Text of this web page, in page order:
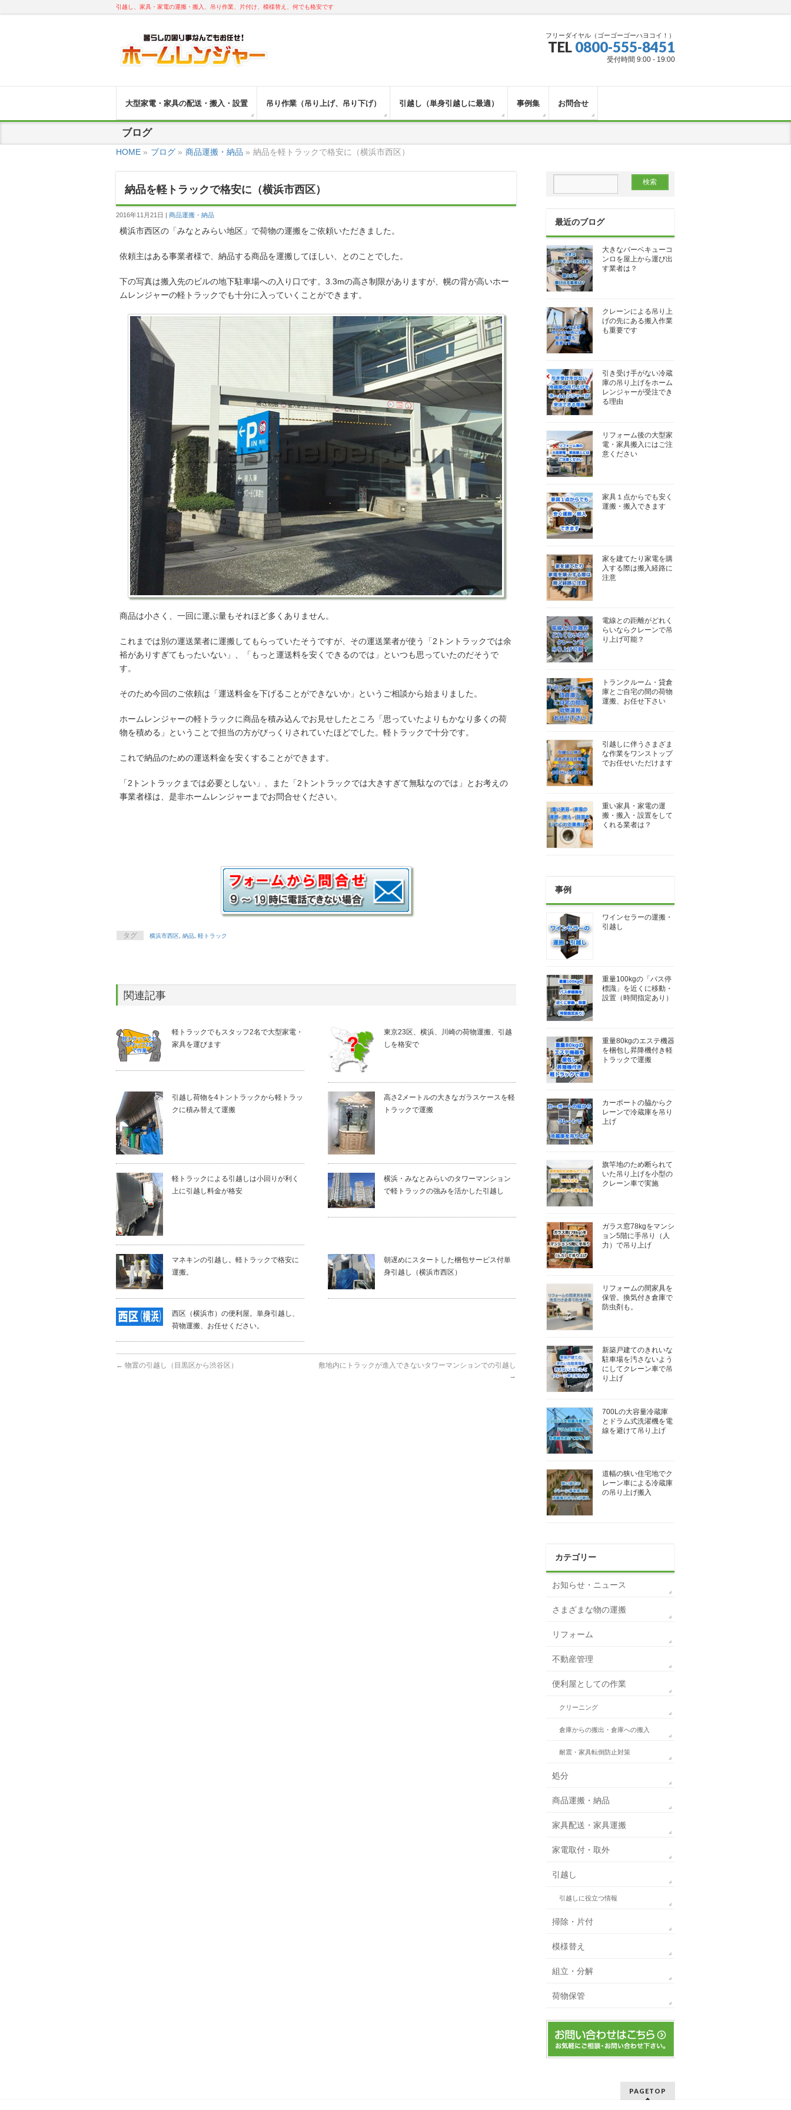
引越し、家具・家電の運搬・搬入、吊り作業、片付け、模様替え、何でも格安です
フリーダイヤル（ゴーゴーゴーハヨコイ！）
TEL 0800-555-8451
受付時間 9:00 - 19:00
大型家電・家具の配送・搬入・設置 吊り作業（吊り上げ、吊り下げ） 引越し（単身引越しに最適） 事例集 お問合せ
ブログ
HOME » ブログ » 商品運搬・納品 » 納品を軽トラックで格安に（横浜市西区）
納品を軽トラックで格安に（横浜市西区）
2016年11月21日 商品運搬・納品
横浜市西区の「みなとみらい地区」で荷物の運搬をご依頼いただきました。
依頼主はある事業者様で、納品する商品を運搬してほしい、とのことでした。
下の写真は搬入先のビルの地下駐車場への入り口です。3.3mの高さ制限がありますが、幌の背が高いホー
ムレンジャーの軽トラックでも十分に入っていくことができます。
商品は小さく、一回に運ぶ量もそれほど多くありません。
これまでは別の運送業者に運搬してもらっていたそうですが、その運送業者が使う「2トントラックでは余
裕がありすぎてもったいない」、「もっと運送料を安くできるのでは」といつも思っていたのだそうで
す。
そのため今回のご依頼は「運送料金を下げることができないか」というご相談から始まりました。
ホームレンジャーの軽トラックに商品を積み込んでお見せしたところ「思っていたよりもかなり多くの荷
物を積める」ということで担当の方がびっくりされていたほどでした。軽トラックで十分です。
これで納品のための運送料金を安くすることができます。
「2トントラックまでは必要としない」、また「2トントラックでは大きすぎて無駄なのでは」とお考えの
事業者様は、是非ホームレンジャーまでお問合せください。
タグ 横浜市西区, 納品, 軽トラック
関連記事
軽トラックでもスタッフ2名で大型家電・
家具を運びます
東京23区、横浜、川崎の荷物運搬、引越
しを格安で
引越し荷物を4トントラックから軽トラッ
クに積み替えて運搬
高さ2メートルの大きなガラスケースを軽
トラックで運搬
軽トラックによる引越しは小回りが利く
上に引越し料金が格安
横浜・みなとみらいのタワーマンション
で軽トラックの強みを活かした引越し
マネキンの引越し。軽トラックで格安に
運搬。
朝遅めにスタートした梱包サービス付単
身引越し（横浜市西区）
西区（横浜市）の便利屋。単身引越し、
荷物運搬、お任せください。
← 物置の引越し（目黒区から渋谷区）
敷地内にトラックが進入できないタワーマンションでの引越し
→
最近のブログ
大きなバーベキューコ
ンロを屋上から運び出
す業者は？
クレーンによる吊り上
げの先にある搬入作業
も重要です
引き受け手がない冷蔵
庫の吊り上げをホーム
レンジャーが受注でき
る理由
リフォーム後の大型家
電・家具搬入にはご注
意ください
家具１点からでも安く
運搬・搬入できます
家を建てたり家電を購
入する際は搬入経路に
注意
電線との距離がどれく
らいならクレーンで吊
り上げ可能？
トランクルーム・貸倉
庫とご自宅の間の荷物
運搬、お任せ下さい
引越しに伴うさまざま
な作業をワンストップ
でお任せいただけます
重い家具・家電の運
搬・搬入・設置をして
くれる業者は？
事例
ワインセラーの運搬・
引越し
重量100kgの「バス停
標識」を近くに移動・
設置（時間指定あり）
重量80kgのエステ機器
を梱包し昇降機付き軽
トラックで運搬
カーポートの脇からク
レーンで冷蔵庫を吊り
上げ
旗竿地のため断られて
いた吊り上げを小型の
クレーン車で実施
ガラス窓78kgをマンシ
ョン5階に手吊り（人
力）で吊り上げ
リフォームの間家具を
保管。換気付き倉庫で
防虫剤も。
新築戸建てのきれいな
駐車場を汚さないよう
にしてクレーン車で吊
り上げ
700Lの大容量冷蔵庫
とドラム式洗濯機を電
線を避けて吊り上げ
道幅の狭い住宅地でク
レーン車による冷蔵庫
の吊り上げ搬入
カテゴリー
お知らせ・ニュース
さまざまな物の運搬
リフォーム
不動産管理
便利屋としての作業
クリーニング
倉庫からの搬出・倉庫への搬入
耐震・家具転倒防止対策
処分
商品運搬・納品
家具配送・家具運搬
家電取付・取外
引越し
引越しに役立つ情報
掃除・片付
模様替え
組立・分解
荷物保管
PAGETOP